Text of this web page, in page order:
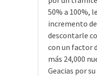
50% a 100%,
incremento
descontarle
con un factor
más 24,000
Geacias por